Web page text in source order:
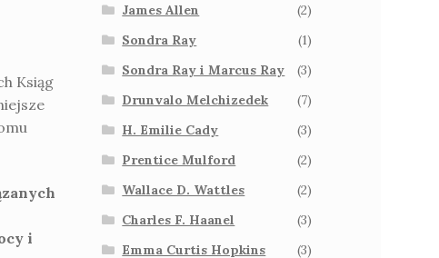
Ksiąg
i
James Allen
(2)
Sondra Ray
(1)
Sondra Ray i Marcus Ray
(3)
Drunvalo Melchizedek
(7)
H. Emilie Cady
(3)
Prentice Mulford
(2)
Wallace D. Wattles
(2)
Charles F. Haanel
(3)
Emma Curtis Hopkins
(3)